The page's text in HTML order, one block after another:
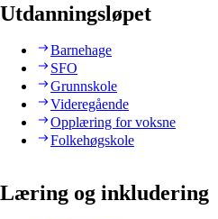
Utdanningsløpet
Barnehage
SFO
Grunnskole
Videregående
Opplæring for voksne
Folkehøgskole
Læring og inkludering